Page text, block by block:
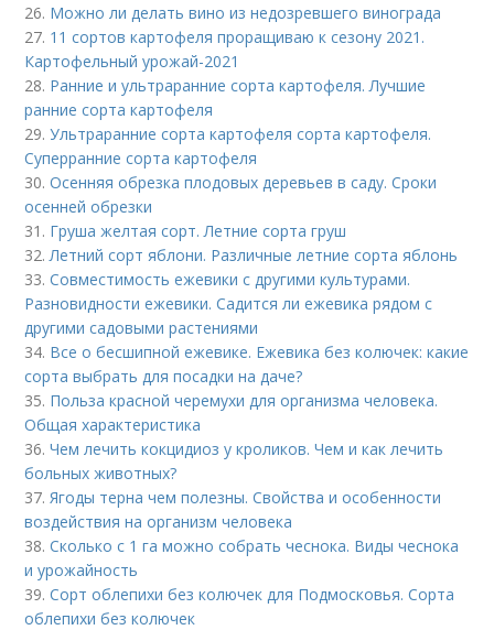
26. Можно ли делать вино из недозревшего винограда
27. 11 сортов картофеля проращиваю к сезону 2021.
Картофельный урожай-2021
28. Ранние и ультраранние сорта картофеля. Лучшие
ранние сорта картофеля
29.Ультраранние сорта картофеля сорта картофеля.
Суперранние сорта картофеля
30.Осенняя обрезка плодовых деревьев в саду. Сроки
осенней обрезки
31. Груша желтая сорт. Летние сорта груш
32.Летний сорт яблони. Различные летние сорта яблонь
33.Совместимость ежевики с другими культурами.
Разновидности ежевики. Садится ли ежевика рядом с
другими садовыми растениями
34. Все о бесшипной ежевике. Ежевика без колючек: какие
сорта выбрать для посадки на даче?
35. Польза красной черемухи для организма человека.
Общая характеристика
36.Чем лечить кокцидиоз у кроликов. Чем и как лечить
больных животных?
37.Ягоды терна чем полезны. Свойства и особенности
воздействия на организм человека
38.Сколько с 1 га можно собрать чеснока. Виды чеснока
и урожайность
39.Сорт облепихи без колючек для Подмосковья. Сорта
облепихи без колючек